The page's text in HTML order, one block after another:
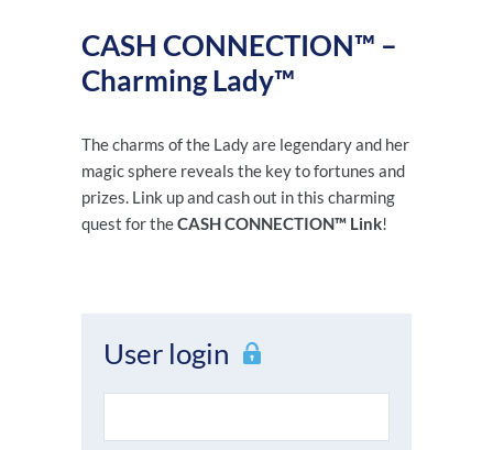
CASH CONNECTION™ –
Charming Lady™
The charms of the Lady are legendary and her
magic sphere reveals the key to fortunes and
prizes. Link up and cash out in this charming
quest for theCASH CONNECTION™ Link!
User login